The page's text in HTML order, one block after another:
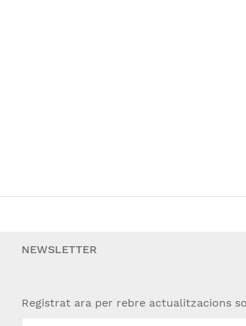
NEWSLETTER
Registrat ara per rebre actualitzacions